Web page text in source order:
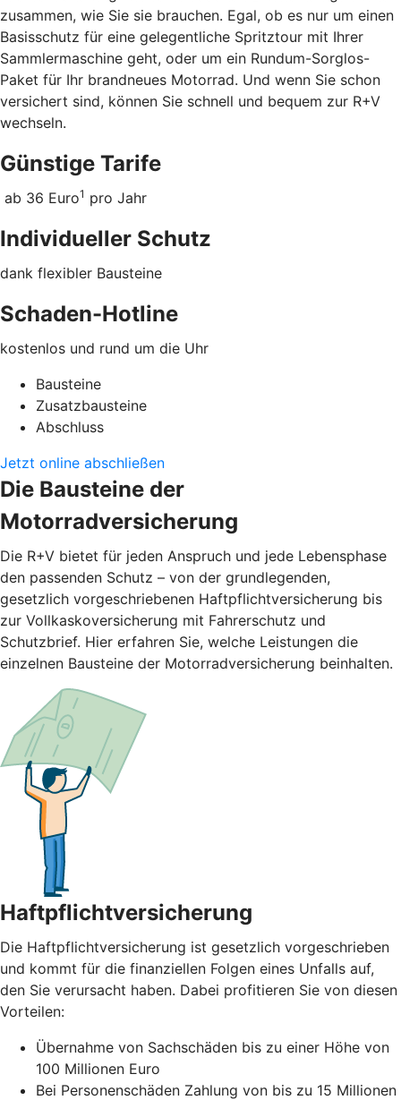
zusammen, wie Sie sie brauchen. Egal, ob es nur um einen
Basisschutz für eine gelegentliche Spritztour mit Ihrer
Sammlermaschine geht, oder um ein Rundum-Sorglos-
Paket für Ihr brandneues Motorrad. Und wenn Sie schon
versichert sind, können Sie schnell und bequem zur R+V
wechseln.
Günstige Tarife
ab 36 Euro1 pro Jahr
Individueller Schutz
dank flexibler Bausteine
Schaden-Hotline
kostenlos und rund um die Uhr
Bausteine
Zusatzbausteine
Abschluss
Jetzt online abschließen
Die Bausteine der
Motorradversicherung
Die R+V bietet für jeden Anspruch und jede Lebensphase
den passenden Schutz – von der grundlegenden,
gesetzlich vorgeschriebenen Haftpflichtversicherung bis
zur Vollkaskoversicherung mit Fahrerschutz und
Schutzbrief. Hier erfahren Sie, welche Leistungen die
einzelnen Bausteine der Motorradversicherung beinhalten.
Haftpflichtversicherung
Die Haftpflichtversicherung ist gesetzlich vorgeschrieben
und kommt für die finanziellen Folgen eines Unfalls auf,
den Sie verursacht haben. Dabei profitieren Sie von diesen
Vorteilen:
Übernahme von Sachschäden bis zu einer Höhe von
100 Millionen Euro
Bei Personenschäden Zahlung von bis zu 15 Millionen